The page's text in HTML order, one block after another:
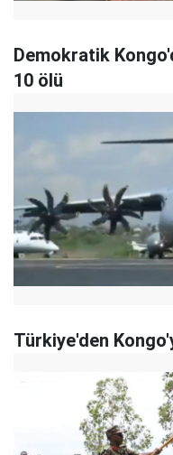
Demokratik
10 ölü
Türkiye'den